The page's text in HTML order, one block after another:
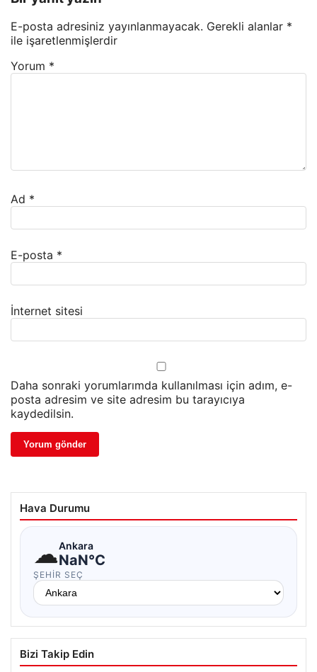
E-posta adresiniz yayınlanmayacak. Gerekli alanlar *
ile işaretlenmişlerdir
Yorum *
Ad *
E-posta *
İnternet sitesi
Daha sonraki yorumlarımda kullanılması için adım, e-
posta adresim ve site adresim bu tarayıcıya
kaydedilsin.
Hava Durumu
☁Ankara
NaN°C
ŞEHIR SEÇ
Bizi Takip Edin